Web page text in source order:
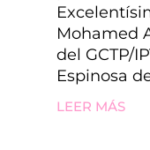
Mohamed
del GCTP/
Espinosa
LEER MÁS